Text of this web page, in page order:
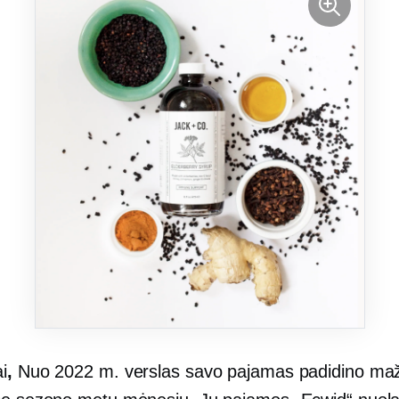
, Nuo 2022 m. verslas savo pajamas padidino